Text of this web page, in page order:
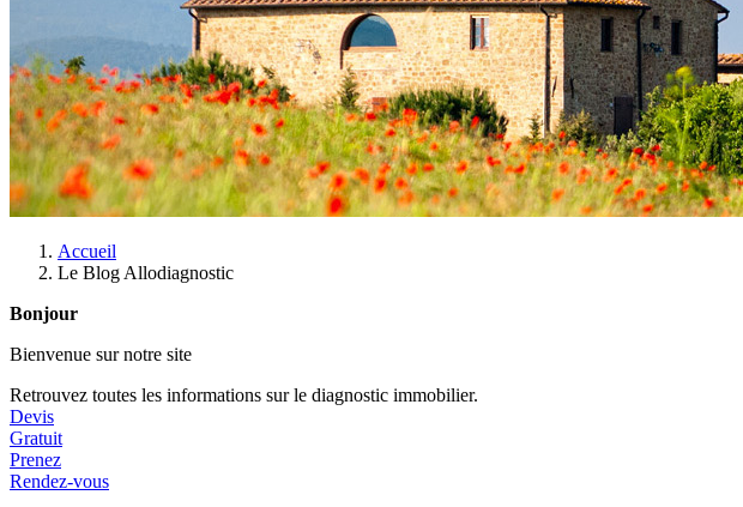
Accueil
Le Blog Allodiagnostic
Bonjour
Bienvenue sur notre site
Retrouvez toutes les informations sur le diagnostic immobilier.
Devis
Gratuit
Prenez
Rendez-vous